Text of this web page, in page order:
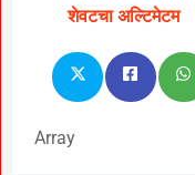
शेवटचा अल्टिमेटम
Array